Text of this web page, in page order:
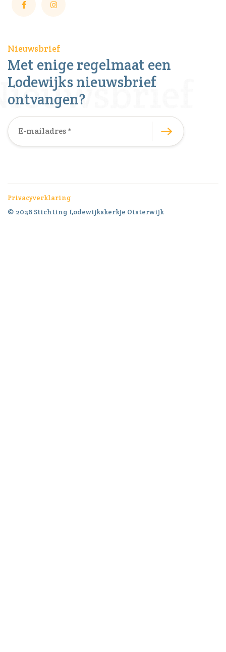
Nieuwsbrief
Met enige regelmaat een
Lodewijks nieuwsbrief
ontvangen?
Privacyverklaring
© 2026 Stichting Lodewijkskerkje Oisterwijk